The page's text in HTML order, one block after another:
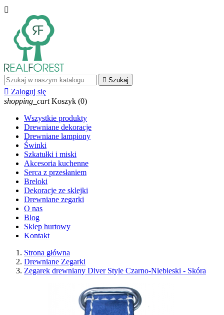

 Szukaj
 Zaloguj się
shopping_cart Koszyk (0)
Wszystkie produkty
Drewniane dekoracje
Drewniane lampiony
Świnki
Szkatułki i miski
Akcesoria kuchenne
Serca z przesłaniem
Breloki
Dekoracje ze sklejki
Drewniane zegarki
O nas
Blog
Sklep hurtowy
Kontakt
Strona główna
Drewniane Zegarki
Zegarek drewniany Diver Style Czarno-Niebieski - Skóra